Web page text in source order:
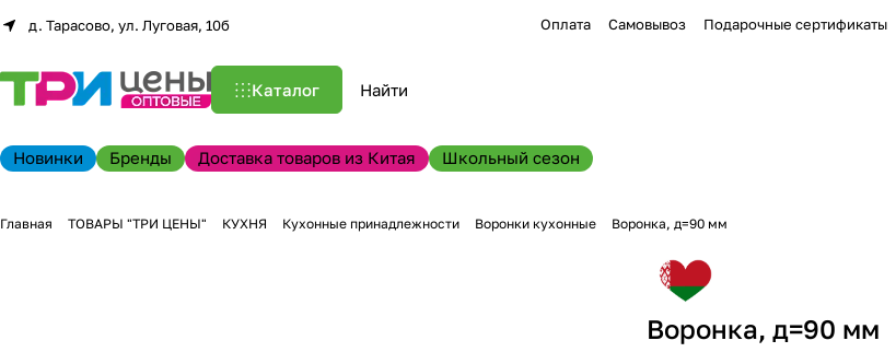
д. Тарасово, ул. Луговая, 10б Оплата Самовывоз Подарочные сертификаты
Каталог
Новинки Бренды Доставка товаров из Китая Школьный сезон
Главная ТОВАРЫ "ТРИ ЦЕНЫ" КУХНЯ Кухонные принадлежности Воронки кухонные Воронка, д=90 мм
Воронка, д=90 мм